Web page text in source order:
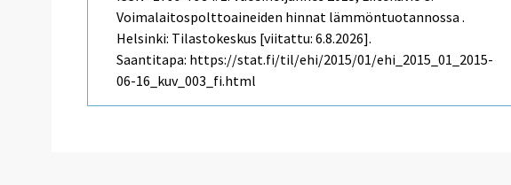
Voimalaitospolttoaineiden hinnat lämmöntuotannossa .
Helsinki: Tilastokeskus [viitattu: 6.8.2026].
Saantitapa: https://stat.fi/til/ehi/2015/01/ehi_2015_01_2015-
06-16_kuv_003_fi.html